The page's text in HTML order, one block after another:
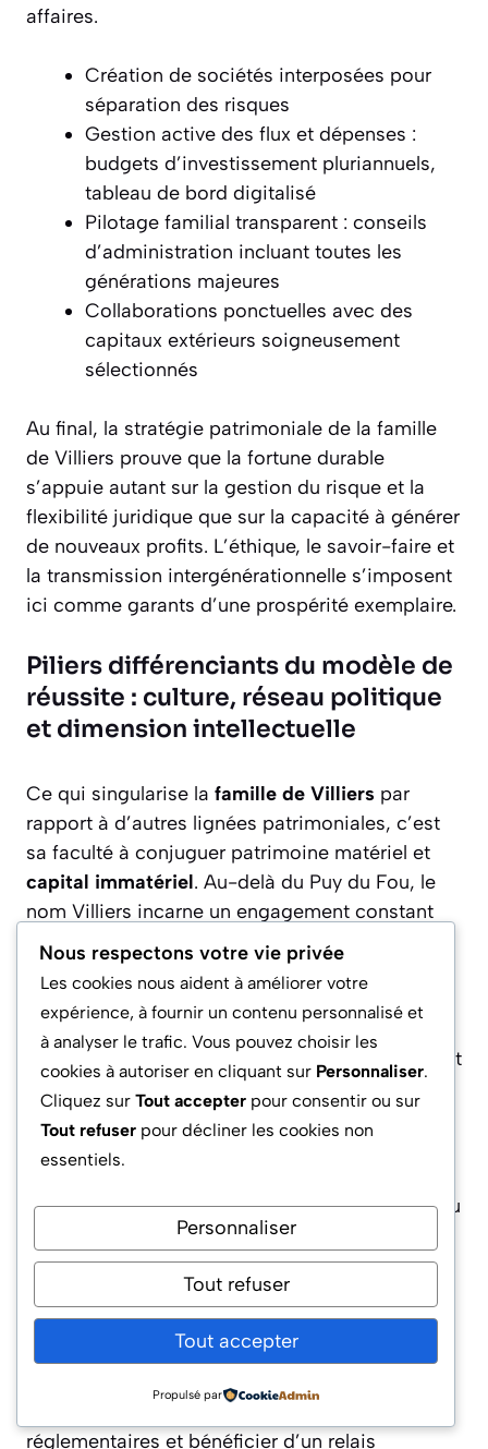
affaires.
Création de sociétés interposées pour
séparation des risques
Gestion active des flux et dépenses :
budgets d’investissement pluriannuels,
tableau de bord digitalisé
Pilotage familial transparent : conseils
d’administration incluant toutes les
générations majeures
Collaborations ponctuelles avec des
capitaux extérieurs soigneusement
sélectionnés
Au final, la stratégie patrimoniale de la famille
de Villiers prouve que la fortune durable
s’appuie autant sur la gestion du risque et la
flexibilité juridique que sur la capacité à générer
de nouveaux profits. L’éthique, le savoir-faire et
la transmission intergénérationnelle s’imposent
ici comme garants d’une prospérité exemplaire.
Piliers différenciants du modèle de
réussite : culture, réseau politique
et dimension intellectuelle
Ce qui singularise la famille de Villiers par
rapport à d’autres lignées patrimoniales, c’est
sa faculté à conjuguer patrimoine matériel et
capital immatériel. Au-delà du Puy du Fou, le
nom Villiers incarne un engagement constant
pour la culture, la transmission et le dialogue
entre tradition et modernité. Cet ancrage se
prolonge dans les multiples interventions de
Philippe de Villiers, que ce soit dans l’arène
politique ou à travers ses ouvrages, colloques et
fondations éducatives.
La famille s’est aussi illustrée par la capacité à
économique. Les mandats locaux, européens ou
nationaux cristallisent une notoriété qui, loin de
servir uniquement des ambitions personnelles,
irrigue une série d’initiatives à l’échelle
régionale puis internationale. La synergie entre
fonctions publiques et projets entrepreneuriaux
s’avère redoutablement efficace pour sécuriser
des financements, anticiper les évolutions
réglementaires et bénéficier d’un relais
Nous respectons votre vie privée
Les cookies nous aident à améliorer votre
expérience, à fournir un contenu personnalisé et
à analyser le trafic. Vous pouvez choisir les
cookies à autoriser en cliquant sur Personnaliser.
Cliquez sur Tout accepter pour consentir ou sur
Tout refuser pour décliner les cookies non
essentiels.
Personnaliser
Tout refuser
Tout accepter
Propulsé par